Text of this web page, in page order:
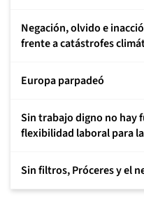
Negación, olvido e
frente a catástrofes
Europa parpadeó
Sin trabajo digno no hay
flexibilidad laboral para
Sin filtros, Próceres y el